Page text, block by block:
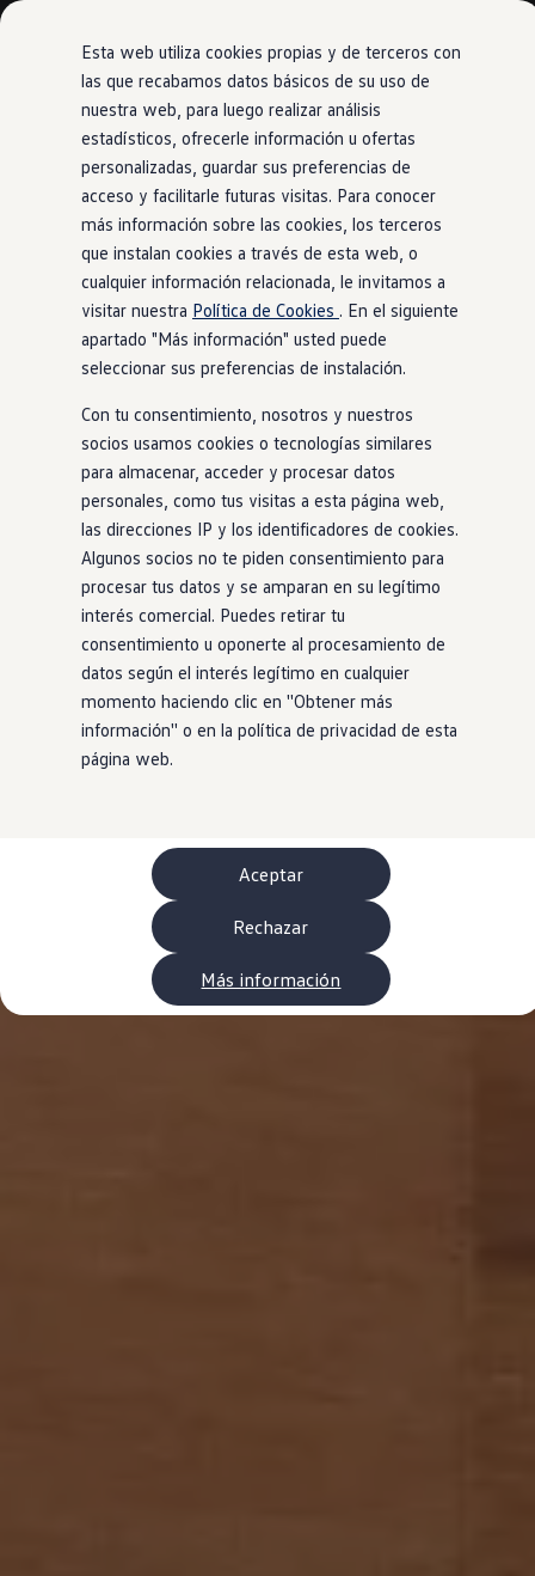
Esta web utiliza cookies propias y de terceros con
las que recabamos datos básicos de su uso de
nuestra web, para luego realizar análisis
estadísticos, ofrecerle información u ofertas
personalizadas, guardar sus preferencias de
acceso y facilitarle futuras visitas. Para conocer
más información sobre las cookies, los terceros
que instalan cookies a través de esta web, o
cualquier información relacionada, le invitamos a
visitar nuestra Política de Cookies . En el siguiente
apartado "Más información" usted puede
seleccionar sus preferencias de instalación.
Con tu consentimiento, nosotros y nuestros
socios usamos cookies o tecnologías similares
para almacenar, acceder y procesar datos
personales, como tus visitas a esta página web,
las direcciones IP y los identificadores de cookies.
Algunos socios no te piden consentimiento para
procesar tus datos y se amparan en su legítimo
interés comercial. Puedes retirar tu
consentimiento u oponerte al procesamiento de
datos según el interés legítimo en cualquier
momento haciendo clic en ''Obtener más
información'' o en la política de privacidad de esta
página web.
Aceptar
Rechazar
Más información
Ir
directamente
al contenido
Ir
directamente
al pie de
página
Nueva Caddy
Nueva Caddy Cargo
Nueva Caddy California
Nueva California
Configura tu Volkswagen
Volkswagen de Ocasión
Ofertas y promociones
Vehículos de ocasión
Renueva tu Volkswagen
Financiación Volkswagen
Concursos Volkswagen Comerciales
Movilidad Eléctrica
Vehículos eléctricos disponibles
Vehículos híbridos enchufables
Clientes
Actualiza tu vehículo gratis
Accessorios
Información útil
Viajar en coche
WLTP
Guía de mantenimiento
Servicio de mantenimiento Volkswagen
Neumáticos
Garantía Volkswagen
Piezas
Aceite y líquidos
Customized-Solution portal
myVolkswagen
Cita taller
Conectividad
California App
Volkswagen Connect Shop
Mundo Camper
Volkswagen California
Volkswagen Grand California
Mundo Volkswagen
Sala de Prensa
Historia Volkswagen Canarias
Digital Showroom
Club Fidelización
Alquiler de furgonetas Xtravans
Blog